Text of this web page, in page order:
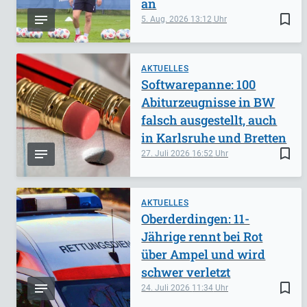
bookmark_border
5. Aug. 2026 13:12
an
AKTUELLES
bookmark_border
27. Juli 2026 16:52
Softwarepanne: 100
Abiturzeugnisse in BW
falsch ausgestellt, auch
in Karlsruhe und Bretten
AKTUELLES
bookmark_border
24. Juli 2026 11:34
Oberderdingen: 11-
Jährige rennt bei Rot
über Ampel und wird
schwer verletzt